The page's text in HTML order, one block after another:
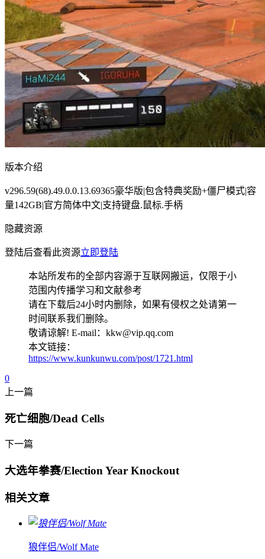
版本介绍
v296.59(68).49.0.0.13.69365豪华版|包含特典奖励+僵尸模式|容
量142GB|官方简体中文|支持键盘.鼠标.手柄
隐藏资源
登陆后查看此资源立即登陆
本站所发布的全部内容源于互联网搬运，仅限于小
范围内传播学习和文献参考
请在下载后24小时内删除，如果有侵权之处请第一
时间联系我们删除。
敬请谅解! E-mail：kkw@vip.qq.com
本文链接：
https://www.kunkunwu.com/post/1721.html
0
上一篇
死亡细胞/Dead Cells
下一篇
大选年拳赛/Election Year Knockout
相关文章
狼伴侣/Wolf Mate